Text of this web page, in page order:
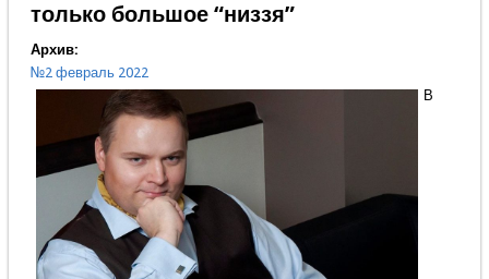
только большое “низзя”
Архив:
№2 февраль 2022
В